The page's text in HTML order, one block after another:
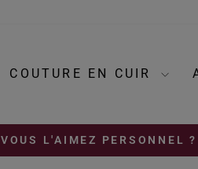
COUTURE EN CUIR
VOUS L'AIMEZ PERSONNEL ?